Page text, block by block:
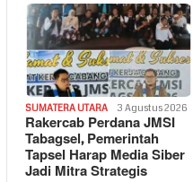
SUMATERA UTARA 3 Agustus 2026
Rakercab Perdana JMSI
Tabagsel, Pemerintah
Tapsel Harap Media Siber
Jadi Mitra Strategis